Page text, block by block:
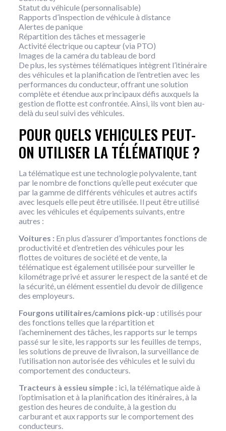
Statut du véhicule (personnalisable)
Rapports d’inspection de véhicule à distance
Alertes de panique
Répartition des tâches et messagerie
Activité électrique ou capteur (via PTO)
Images de la caméra du tableau de bord
De plus, les systèmes télématiques intègrent l’itinéraire
des véhicules et la planification de l’entretien avec les
performances du conducteur, offrant une solution
complète et étendue aux principaux défis auxquels la
gestion de flotte est confrontée. Ainsi, ils vont bien au-
delà du seul suivi des véhicules.
POUR QUELS VEHICULES PEUT-
ON UTILISER LA TÉLÉMATIQUE ?
La télématique est une technologie polyvalente, tant
par le nombre de fonctions qu’elle peut exécuter que
par la gamme de différents véhicules et autres actifs
avec lesquels elle peut être utilisée. Il peut être utilisé
avec les véhicules et équipements suivants, entre
autres :
Voitures : En plus d’assurer d’importantes fonctions de
productivité et d’entretien des véhicules pour les
flottes de voitures de société et de vente, la
télématique est également utilisée pour surveiller le
kilométrage privé et assurer le respect de la santé et de
la sécurité, un élément essentiel du devoir de diligence
des employeurs.
Fourgons utilitaires/camions pick-up : utilisés pour
des fonctions telles que la répartition et
l’acheminement des tâches, les rapports sur le temps
passé sur le site, les rapports sur les feuilles de temps,
les solutions de preuve de livraison, la surveillance de
l’utilisation non autorisée des véhicules et le suivi du
comportement des conducteurs.
Tracteurs à essieu simple : ici, la télématique aide à
l’optimisation et à la planification des itinéraires, à la
gestion des heures de conduite, à la gestion du
carburant et aux rapports sur le comportement des
conducteurs.